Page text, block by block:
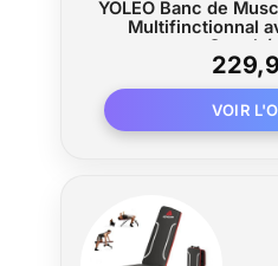
YOLEO Banc de
Multifinctionnal
Couché